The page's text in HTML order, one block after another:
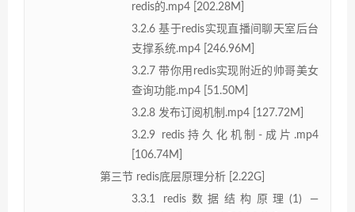
redis的.mp4 [202.28M]
3.2.6 基于redis实现直播间聊天室后台
支撑系统.mp4 [246.96M]
3.2.7 带你用redis实现附近的帅哥美女
查询功能.mp4 [51.50M]
3.2.8 发布订阅机制.mp4 [127.72M]
3.2.9 redis持久化机制-成片.mp4
[106.74M]
第三节 redis底层原理分析 [2.22G]
3.3.1 redis数据结构原理(1) —